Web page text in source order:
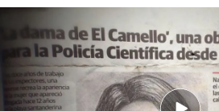
Un hombre identifica el
su hermana
Un vecino deGijón, tras ver